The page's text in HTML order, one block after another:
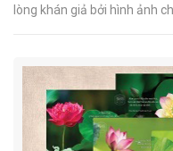
lòng khán giả bởi hình ảnh